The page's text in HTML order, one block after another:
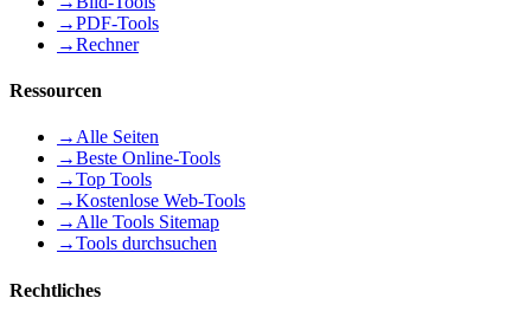
→PDF-Tools
→Rechner
Ressourcen
→Alle Seiten
→Beste Online-Tools
→Top Tools
→Kostenlose Web-Tools
→Alle Tools Sitemap
→Tools durchsuchen
Rechtliches